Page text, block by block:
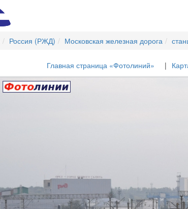
Россия (РЖД) Московская железная дорога
Главная страница «Фотолиний»